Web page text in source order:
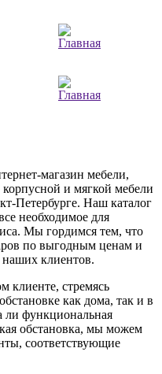
магазин мебели,
и мягкой мебели
Петербурге. Наш каталог
необходимое для
Мы гордимся тем, что
по выгодным ценам и
клиентов.
клиенте, стремясь
как дома, так и в
ли функциональная
обстановка, мы можем
соответствующие